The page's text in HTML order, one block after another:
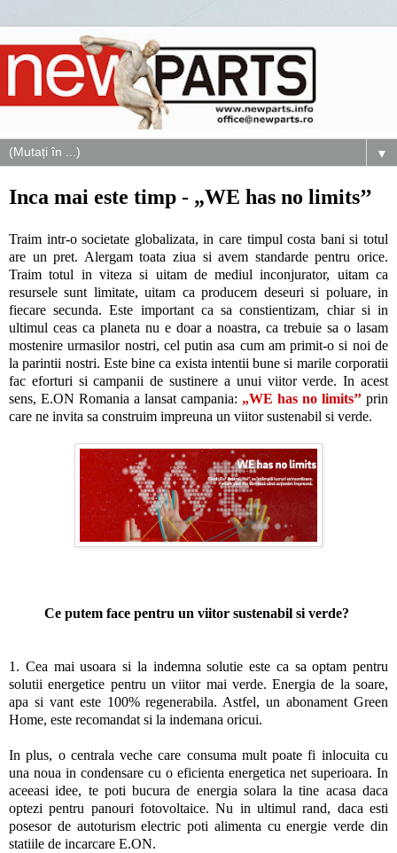
▼
Inca mai este timp - „WE has no limits’’
Traim intr-o societate globalizata, in care timpul costa bani si totul
are un pret. Alergam toata ziua si avem standarde pentru orice.
Traim totul in viteza si uitam de mediul inconjurator, uitam ca
resursele sunt limitate, uitam ca producem deseuri si poluare, in
fiecare secunda. Este important ca sa constientizam, chiar si in
ultimul ceas ca planeta nu e doar a noastra, ca trebuie sa o lasam
mostenire urmasilor nostri, cel putin asa cum am primit-o si noi de
la parintii nostri. Este bine ca exista intentii bune si marile corporatii
fac eforturi si campanii de sustinere a unui viitor verde. In acest
sens, E.ON Romania a lansat campania: „WE has no limits’’ prin
care ne invita sa construim impreuna un viitor sustenabil si verde.
Ce putem face pentru un viitor sustenabil si verde?
1. Cea mai usoara si la indemna solutie este ca sa optam pentru
solutii energetice pentru un viitor mai verde. Energia de la soare,
apa si vant este 100% regenerabila. Astfel, un abonament Green
Home, este recomandat si la indemana oricui.
In plus, o centrala veche care consuma mult poate fi inlocuita cu
una noua in condensare cu o eficienta energetica net superioara. In
aceeasi idee, te poti bucura de energia solara la tine acasa daca
optezi pentru panouri fotovoltaice. Nu in ultimul rand, daca esti
posesor de autoturism electric poti alimenta cu energie verde din
statiile de incarcare E.ON.